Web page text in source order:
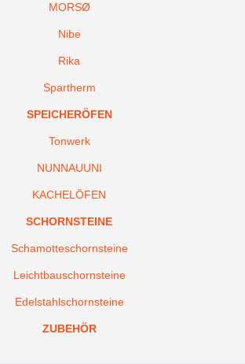
MORSØ
Nibe
Rika
Spartherm
SPEICHERÖFEN
Tonwerk
NUNNAUUNI
KACHELÖFEN
SCHORNSTEINE
Schamotteschornsteine
Leichtbauschornsteine
Edelstahlschornsteine
ZUBEHÖR